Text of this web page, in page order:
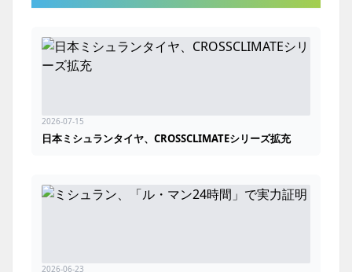
2026-07-15
日本ミシュランタイヤ、CROSSCLIMATEシリーズ拡充
2026-06-23